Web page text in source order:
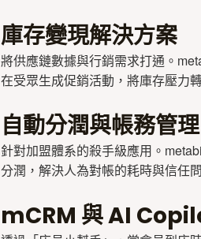
庫存變現解決方案
將供應鏈數據與行銷需求打通。
在受眾生成促銷活動，將庫存壓力
自動分潤與帳務管理
針對加盟體系的殺手級應用。
分潤，解決人為對帳的耗時與信任
mCRM 與 AI